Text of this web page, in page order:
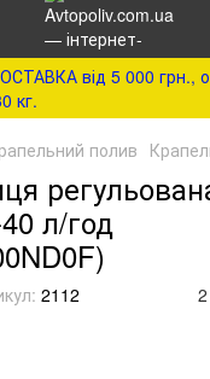
від 5 000 грн.,
кг.
полив
л/год
2112